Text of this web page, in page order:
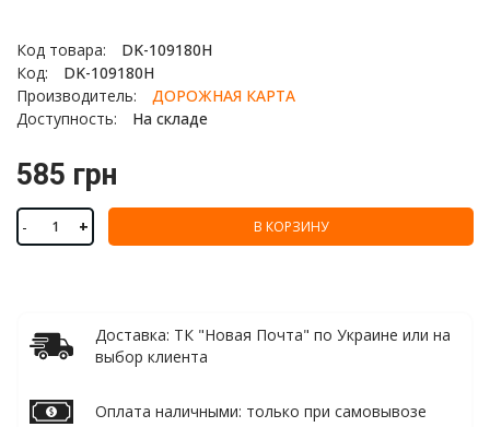
Код товара:
DK-109180Н
Код:
DK-109180Н
Производитель:
ДОРОЖНАЯ КАРТА
Доступность:
На складе
585 грн
- + В КОРЗИНУ
Доставка: ТК "Новая Почта" по Украине или на
выбор клиента
Оплата наличными: только при самовывозе